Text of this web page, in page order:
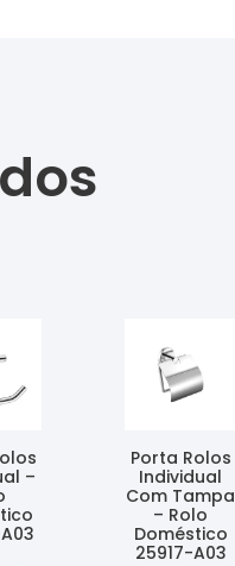
–
Porta Rolos
Individual
Com Tampa
– Rolo
Doméstico
25917-A03